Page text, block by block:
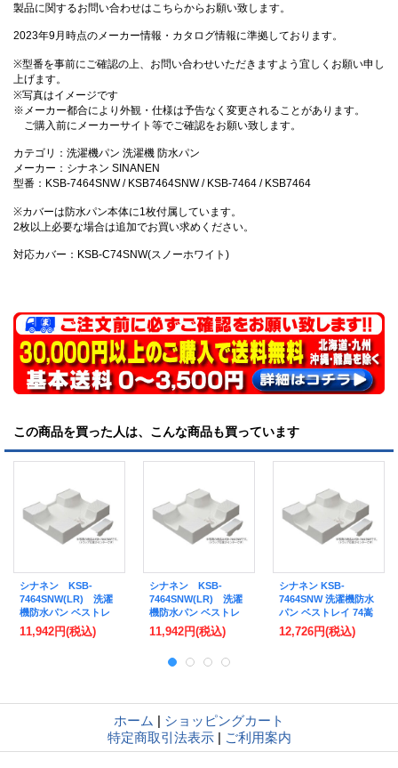
製品に関するお問い合わせはこちらからお願い致します。
2023年9月時点のメーカー情報・カタログ情報に準拠しております。
※型番を事前にご確認の上、お問い合わせいただきますよう宜しくお願い申し
上げます。
※写真はイメージです
※メーカー都合により外観・仕様は予告なく変更されることがあります。
ご購入前にメーカーサイト等でご確認をお願い致します。
カテゴリ：洗濯機パン 洗濯機 防水パン
メーカー：シナネン SINANEN
型番：KSB-7464SNW / KSB7464SNW / KSB-7464 / KSB7464
※カバーは防水パン本体に1枚付属しています。
2枚以上必要な場合は追加でお買い求めください。
対応カバー：KSB-C74SNW(スノーホワイト)
この商品を買った人は、こんな商品も買っています
シナネン KSB-
7464SNW(LR) 洗濯
機防水パン ベストレ
イ 74嵩上げタイプ ト
ラップタイプ:レフ
11,942円(税込)
シナネン KSB-
7464SNW(LR) 洗濯
機防水パン ベストレ
イ 74嵩上げタイプ ト
ラップタイプ:レフ
ップ付 スノーホワイ
11,942円(税込)
シナネン KSB-
7464SNW 洗濯機防水
パン ベストレイ 74嵩
上げタイプ トラップ
タイプ:センター 泡逆
12,726円(税込)
ホーム | ショッピングカート
特定商取引法表示 | ご利用案内